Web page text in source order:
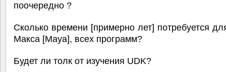
поочередно ?
Сколько времени [примерно лет] потребуется
Макса [Maya], всех программ?
Будет ли толк от изучения UDK?